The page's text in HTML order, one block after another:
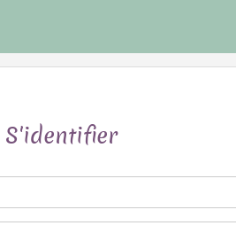
S'identifier